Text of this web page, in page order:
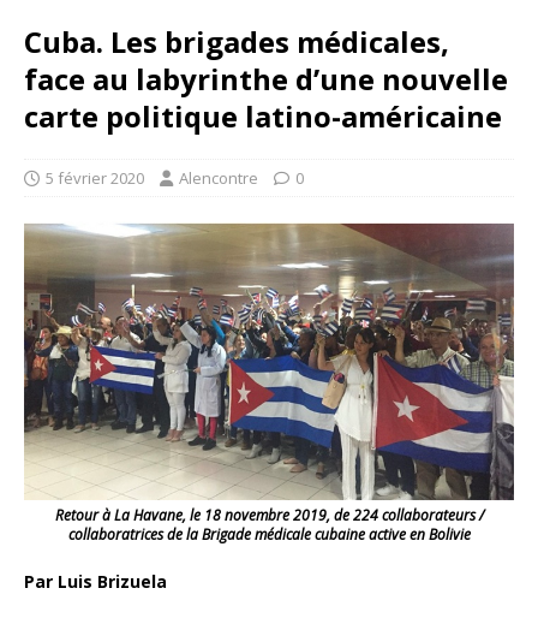
Cuba. Les brigades médicales,
face au labyrinthe d’une nouvelle
carte politique latino-américaine
5 février 2020 Alencontre 0
Retour à La Havane, le 18 novembre 2019, de 224 collaborateurs /
collaboratrices de la Brigade médicale cubaine active en Bolivie
Par Luis Brizuela